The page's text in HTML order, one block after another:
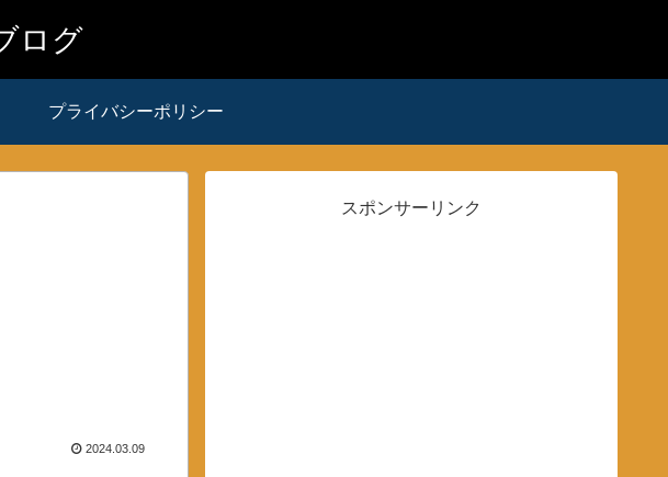
プライバシーポリシー
2024.03.09
スポンサーリンク